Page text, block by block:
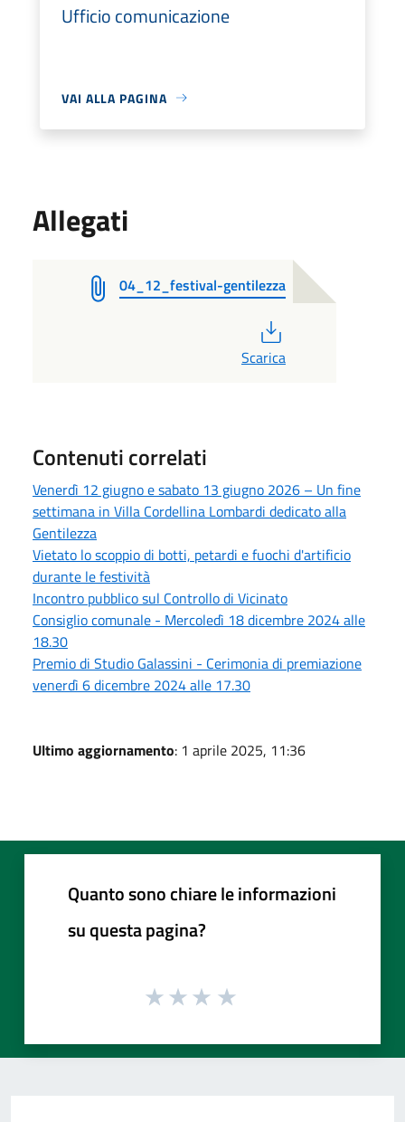
Ufficio comunicazione
VAI ALLA PAGINA
Allegati
04_12_festival-gentilezza
Scarica
Contenuti correlati
Venerdì 12 giugno e sabato 13 giugno 2026 – Un fine
settimana in Villa Cordellina Lombardi dedicato alla
Gentilezza
Vietato lo scoppio di botti, petardi e fuochi d'artificio
durante le festività
Incontro pubblico sul Controllo di Vicinato
Consiglio comunale - Mercoledì 18 dicembre 2024 alle
18.30
Premio di Studio Galassini - Cerimonia di premiazione
venerdì 6 dicembre 2024 alle 17.30
Ultimo aggiornamento: 1 aprile 2025, 11:36
Quanto sono chiare le informazioni
su questa pagina?